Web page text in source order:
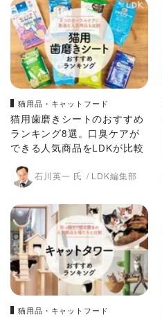
猫用品・キャットフード
猫用歯磨きシートのおすすめ
ランキング8選。口臭ケアが
できる人気商品をLDKが比較
石川英一 氏 LDK編集部
猫用品・キャットフード